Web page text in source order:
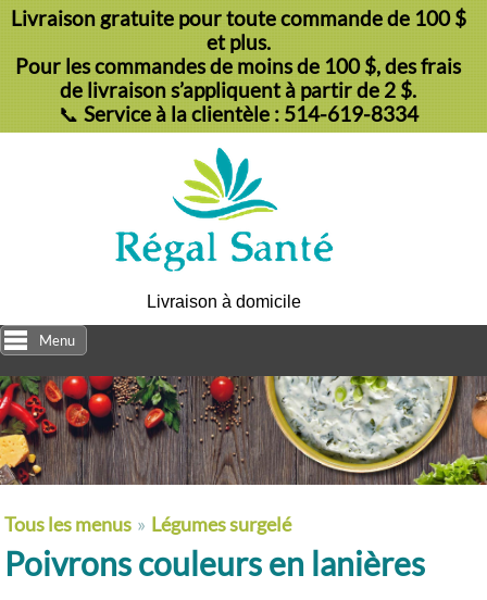
Livraison gratuite pour toute commande de 100 $
et plus.
Pour les commandes de moins de 100 $, des frais
de livraison s’appliquent à partir de 2 $.
📞 Service à la clientèle : 514-619-8334
Livraison à domicile
Menu
Tous les menus » Légumes surgelé
Poivrons couleurs en lanières